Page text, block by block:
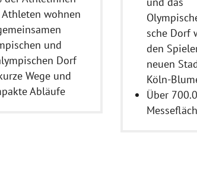
wohnen
und
Dorf
Wege und
Abläufe
sche Dorf
den
neuen
Köln-
Über